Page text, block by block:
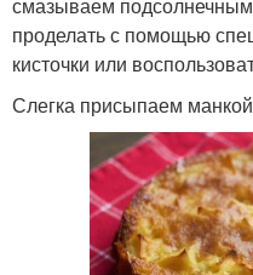
проделать с помощью
кисточки или
Слегка присыпаем манкой